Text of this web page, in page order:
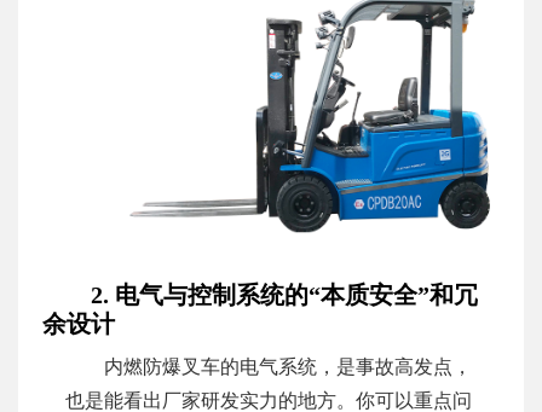
2. 电气与控制系统的“本质安全”和冗
余设计
内燃防爆叉车的电气系统，是事故高发点，
也是能看出厂家研发实力的地方。你可以重点问